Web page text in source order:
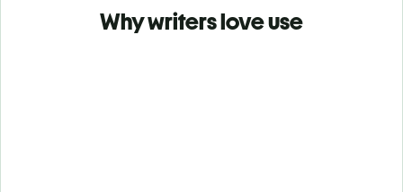
Why writers love use